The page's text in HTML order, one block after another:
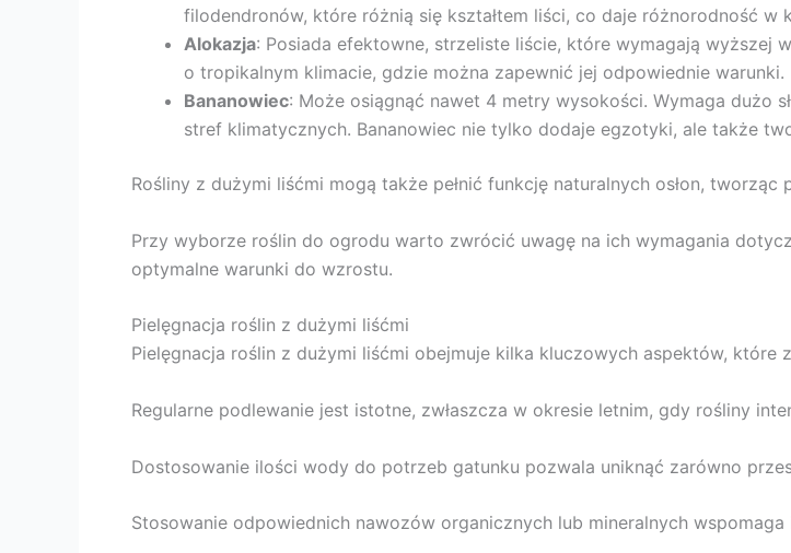
filodendronów, które różnią się kształtem liści, co daje różnorodność w
Alokazja: Posiada efektowne, strzeliste liście, które wymagają
o tropikalnym klimacie, gdzie można zapewnić jej odpowiednie warunki.
Bananowiec: Może osiągnąć nawet 4 metry wysokości. Wymaga dużo
stref klimatycznych. Bananowiec nie tylko dodaje egzotyki, ale także
Rośliny z dużymi liśćmi mogą także pełnić funkcję naturalnych osłon,
Przy wyborze roślin do ogrodu warto zwrócić uwagę na ich wymagania
optymalne warunki do wzrostu.
Pielęgnacja roślin z dużymi liśćmi
Pielęgnacja roślin z dużymi liśćmi obejmuje kilka kluczowych aspektów, które
Regularne podlewanie jest istotne, zwłaszcza w okresie letnim, gdy rośliny
Dostosowanie ilości wody do potrzeb gatunku pozwala uniknąć zarówno
Stosowanie odpowiednich nawozów organicznych lub mineralnych